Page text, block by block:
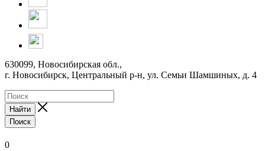
630099, Новосибирская обл.,
г. Новосибирск, Центральный р-н, ул. Семьи Шамшиных, д. 4
Найти
Поиск
0